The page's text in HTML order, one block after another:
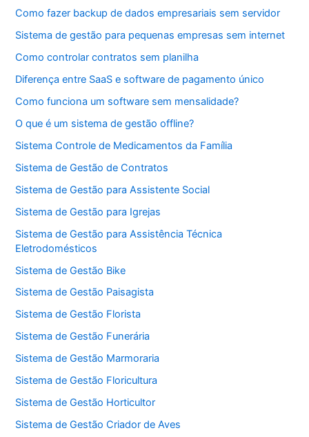
Como fazer backup de dados empresariais sem servidor
Sistema de gestão para pequenas empresas sem internet
Como controlar contratos sem planilha
Diferença entre SaaS e software de pagamento único
Como funciona um software sem mensalidade?
O que é um sistema de gestão offline?
Sistema Controle de Medicamentos da Família
Sistema de Gestão de Contratos
Sistema de Gestão para Assistente Social
Sistema de Gestão para Igrejas
Sistema de Gestão para Assistência Técnica
Eletrodomésticos
Sistema de Gestão Bike
Sistema de Gestão Paisagista
Sistema de Gestão Florista
Sistema de Gestão Funerária
Sistema de Gestão Marmoraria
Sistema de Gestão Floricultura
Sistema de Gestão Horticultor
Sistema de Gestão Criador de Aves